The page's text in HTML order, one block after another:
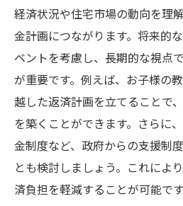
経済状況や住宅市場の動向を理
金計画につながります。将来的
ベントを考慮し、長期的な視点
が重要です。例えば、お子様の
越した返済計画を立てることで
を築くことができます。さらに
金制度など、政府からの支援制
とも検討しましょう。これによ
済負担を軽減することが可能で